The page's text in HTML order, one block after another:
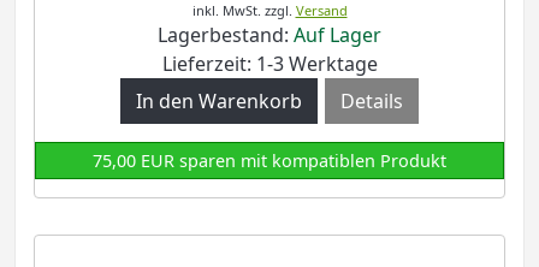
inkl. MwSt. zzgl. Versand
Lagerbestand: Auf Lager
Lieferzeit: 1-3 Werktage
Details
75,00 EUR sparen mit kompatiblen Produkt